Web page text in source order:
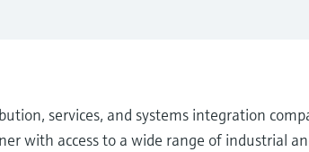
services, and systems integration
with access to a wide range of industrial